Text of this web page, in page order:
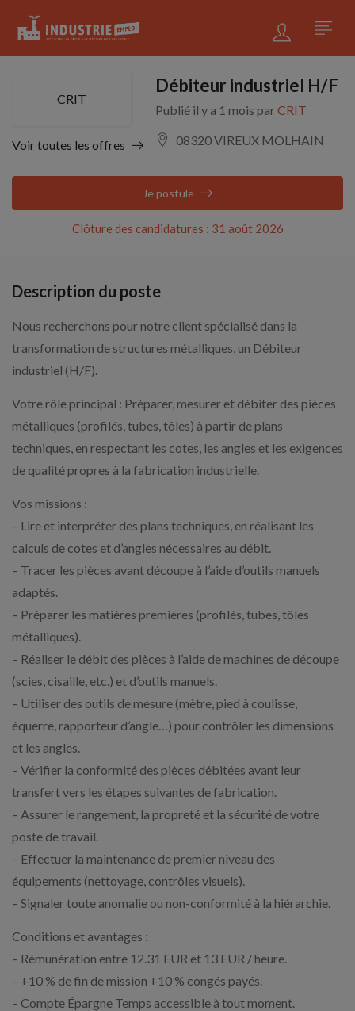
CRIT
Voir toutes les offres
Débiteur industriel H/F
Publié il y a 1 mois parCRIT
08320 VIREUX MOLHAIN
Clôture des candidatures : 31 août 2026
Je postule
Description du poste
Nous recherchons pour notre client spécialisé dans la
transformation de structures métalliques, un Débiteur
industriel (H/F).
Votre rôle principal : Préparer, mesurer et débiter des pièces
métalliques (profilés, tubes, tôles) à partir de plans
techniques, en respectant les cotes, les angles et les exigences
de qualité propres à la fabrication industrielle.
Vos missions :
– Lire et interpréter des plans techniques, en réalisant les
calculs de cotes et d’angles nécessaires au débit.
– Tracer les pièces avant découpe à l’aide d’outils manuels
adaptés.
– Préparer les matières premières (profilés, tubes, tôles
métalliques).
– Réaliser le débit des pièces à l’aide de machines de découpe
(scies, cisaille, etc.) et d’outils manuels.
– Utiliser des outils de mesure (mètre, pied à coulisse,
équerre, rapporteur d’angle…) pour contrôler les dimensions
et les angles.
– Vérifier la conformité des pièces débitées avant leur
transfert vers les étapes suivantes de fabrication.
– Assurer le rangement, la propreté et la sécurité de votre
poste de travail.
– Effectuer la maintenance de premier niveau des
équipements (nettoyage, contrôles visuels).
– Signaler toute anomalie ou non-conformité à la hiérarchie.
Conditions et avantages :
– Rémunération entre 12.31 EUR et 13 EUR / heure.
– +10 % de fin de mission +10 % congés payés.
– Compte Épargne Temps accessible à tout moment.